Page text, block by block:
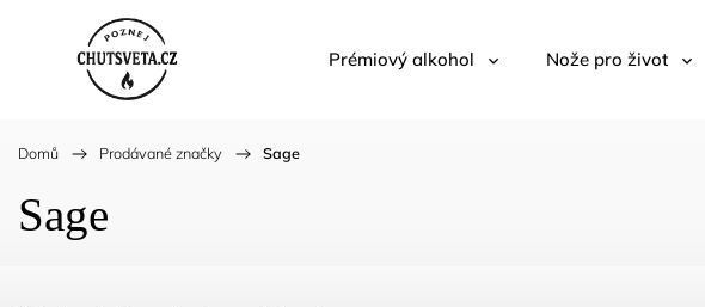
Prémiový alkohol Nože pro život
Domů / Prodávané značky / Sage
Sage